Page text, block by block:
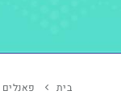
בית פאנלים